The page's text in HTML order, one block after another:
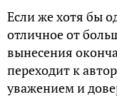
Если же хотя бы
отличное от
вынесения
переходит к
уважением и